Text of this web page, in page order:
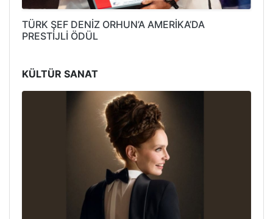
TÜRK ŞEF DENİZ ORHUN’A AMERİKA’DA
PRESTİJLİ ÖDÜL
KÜLTÜR SANAT